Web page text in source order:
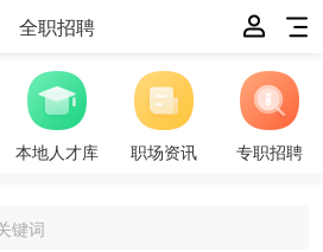
全职招聘
本地人才库 职场资讯 专职招聘